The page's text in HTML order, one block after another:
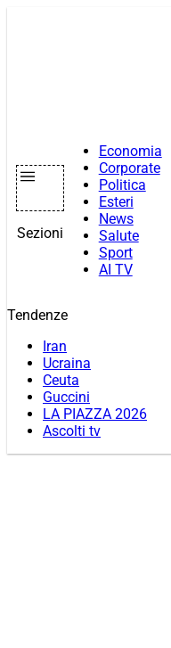
Sezioni
Economia
Corporate
Politica
Esteri
News
Salute
Sport
AI TV
Tendenze
Iran
Ucraina
Ceuta
Guccini
LA PIAZZA 2026
Ascolti tv